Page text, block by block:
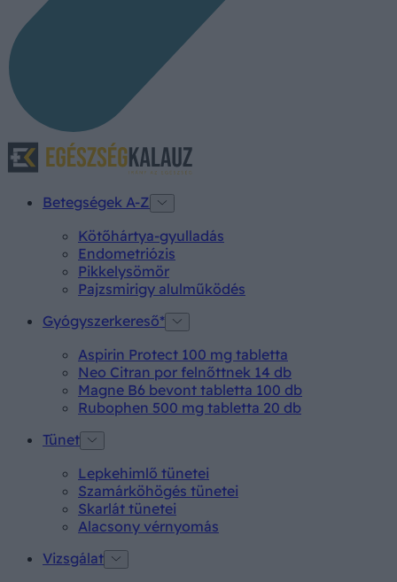
Betegségek A-Z
Kötőhártya-gyulladás
Endometriózis
Pikkelysömör
Pajzsmirigy alulműködés
Gyógyszerkereső*
Aspirin Protect 100 mg tabletta
Neo Citran por felnőttnek 14 db
Magne B6 bevont tabletta 100 db
Rubophen 500 mg tabletta 20 db
Tünet
Lepkehimlő tünetei
Szamárköhögés tünetei
Skarlát tünetei
Alacsony vérnyomás
Vizsgálat